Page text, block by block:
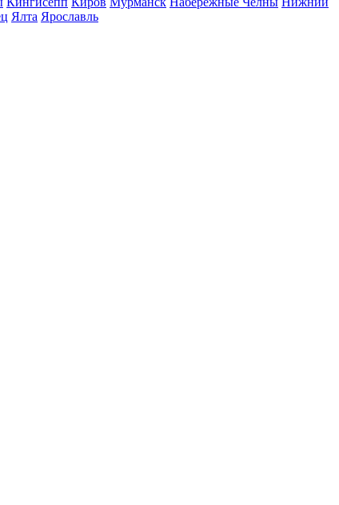
Ялта Ярославль